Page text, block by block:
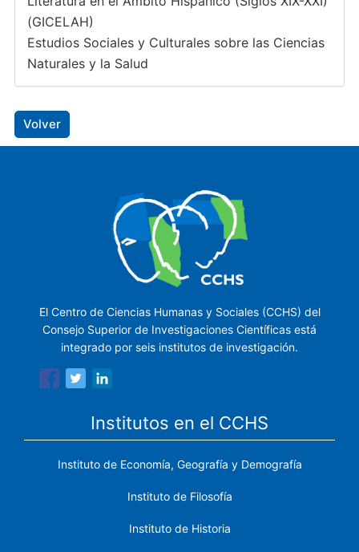
(GICELAH)
Estudios Sociales y Culturales sobre las Ciencias
Naturales y la Salud
Volver
El Centro de Ciencias Humanas y Sociales (CCHS) del
Consejo Superior de Investigaciones Científicas está
integrado por seis institutos de investigación.
Institutos en el CCHS
Instituto de Economía, Geografía y Demografía
Instituto de Filosofía
Instituto de Historia